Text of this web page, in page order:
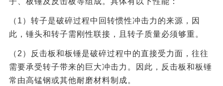
（1）转子是破碎过程中回转惯性冲击力的来源，因
此，锤头和转子需刚性联接，且转子质量必须够重。
（2）反击板和板锤是破碎过程中的直接受力面，往往
需要承受转子带来的巨大冲击力。因此，反击板和板锤
常由高锰钢或其他耐磨材料制成。